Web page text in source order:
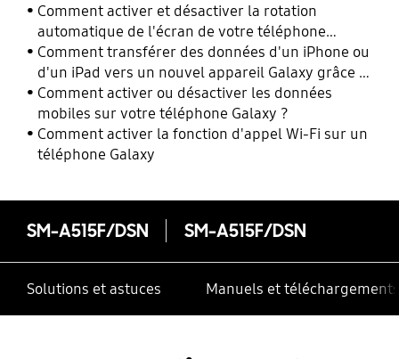
Comment activer et désactiver la rotation
automatique de l'écran de votre téléphone
Galaxy ?
Comment transférer des données d'un iPhone ou
d'un iPad vers un nouvel appareil Galaxy grâce à
Smart Switch ?
Comment activer ou désactiver les données
mobiles sur votre téléphone Galaxy ?
Comment activer la fonction d'appel Wi-Fi sur un
téléphone Galaxy
SM-A515F/DSN SM-A515F/DSN
Solutions et astuces Manuels et téléchargements